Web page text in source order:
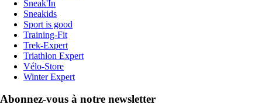
Sneak'In
Sneakids
Sport is good
Training-Fit
Trek-Expert
Triathlon Expert
Vélo-Store
Winter Expert
Abonnez-vous à notre newsletter